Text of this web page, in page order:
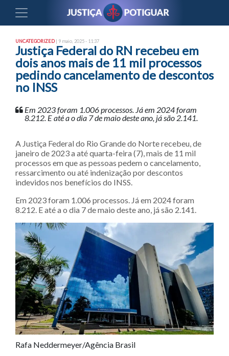
UNCATEGORIZED| 9 maio, 2025 - 11:37
Justiça Federal do RN recebeu em
dois anos mais de 11 mil processos
pedindo cancelamento de descontos
no INSS
Em 2023 foram 1.006 processos. Já em 2024 foram
8.212. E até a o dia 7 de maio deste ano, já são 2.141.
A Justiça Federal do Rio Grande do Norte recebeu, de
janeiro de 2023 a até quarta-feira (7), mais de 11 mil
processos em que as pessoas pedem o cancelamento,
ressarcimento ou até indenização por descontos
indevidos nos benefícios do INSS.
Em 2023 foram 1.006 processos. Já em 2024 foram
8.212. E até a o dia 7 de maio deste ano, já são 2.141.
Rafa Neddermeyer/Agência Brasil